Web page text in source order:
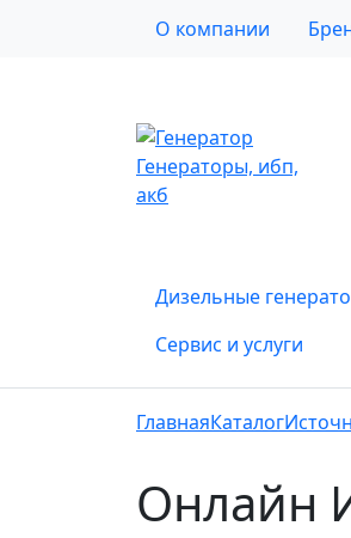
О компании
Генераторы, ибп,
акб
Дизельные
Сервис и услуги
ГлавнаяКаталог
Онлайн